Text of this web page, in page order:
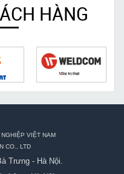
HÀNG
VIỆT NAM
CO., LTD
Trưng - Hà Nội.